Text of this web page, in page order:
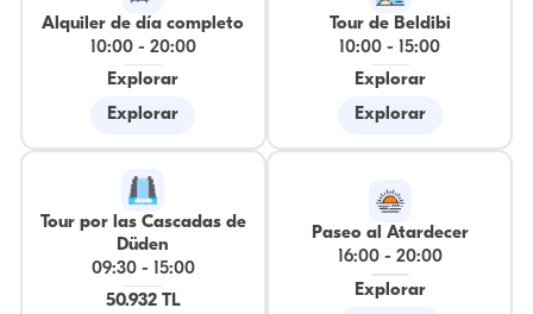
Alquiler de día completo
10:00- 20:00
Explorar
Explorar
Tour de Beldibi
10:00 -
15:00
Explorar
Explorar
Tour por las Cascadas de
Düden
09:30-
15:00
50.932 TL
Paseo al Atardecer
16:00- 20:00
Explorar